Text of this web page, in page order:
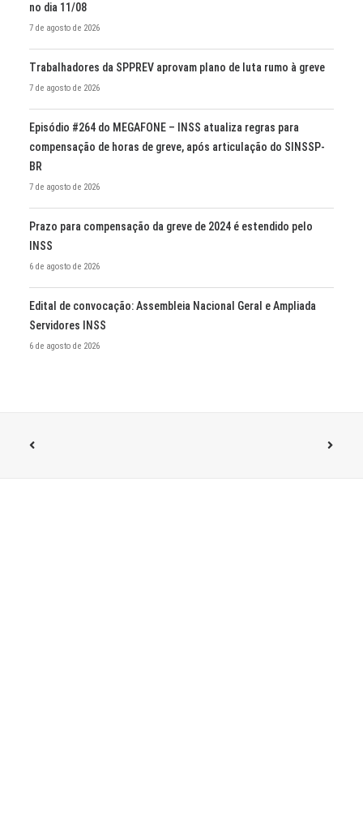
no dia 11/08
7 de agosto de 2026
Trabalhadores da SPPREV aprovam plano de luta rumo à greve
7 de agosto de 2026
Episódio #264 do MEGAFONE – INSS atualiza regras para
compensação de horas de greve, após articulação do SINSSP-
BR
7 de agosto de 2026
Prazo para compensação da greve de 2024 é estendido pelo
INSS
6 de agosto de 2026
Edital de convocação: Assembleia Nacional Geral e Ampliada
Servidores INSS
6 de agosto de 2026